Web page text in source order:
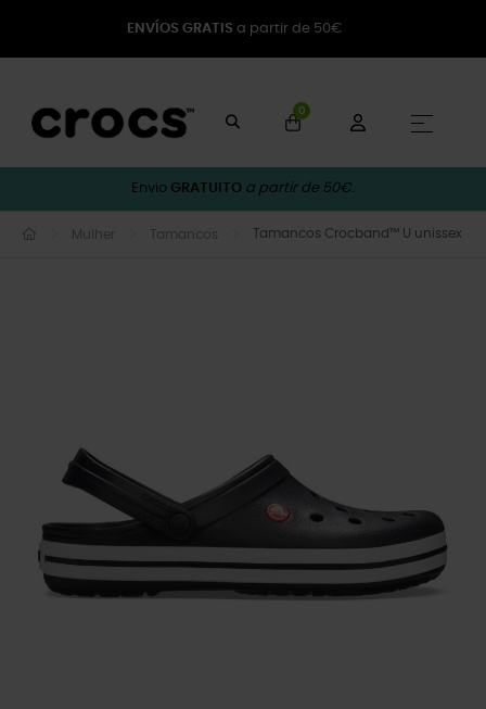
ENVÍOS GRATIS a partir de 50€
0
☰
Envio GRATUITO a partir de 50€.
Mulher Tamancos Tamancos Crocband™ U unissex